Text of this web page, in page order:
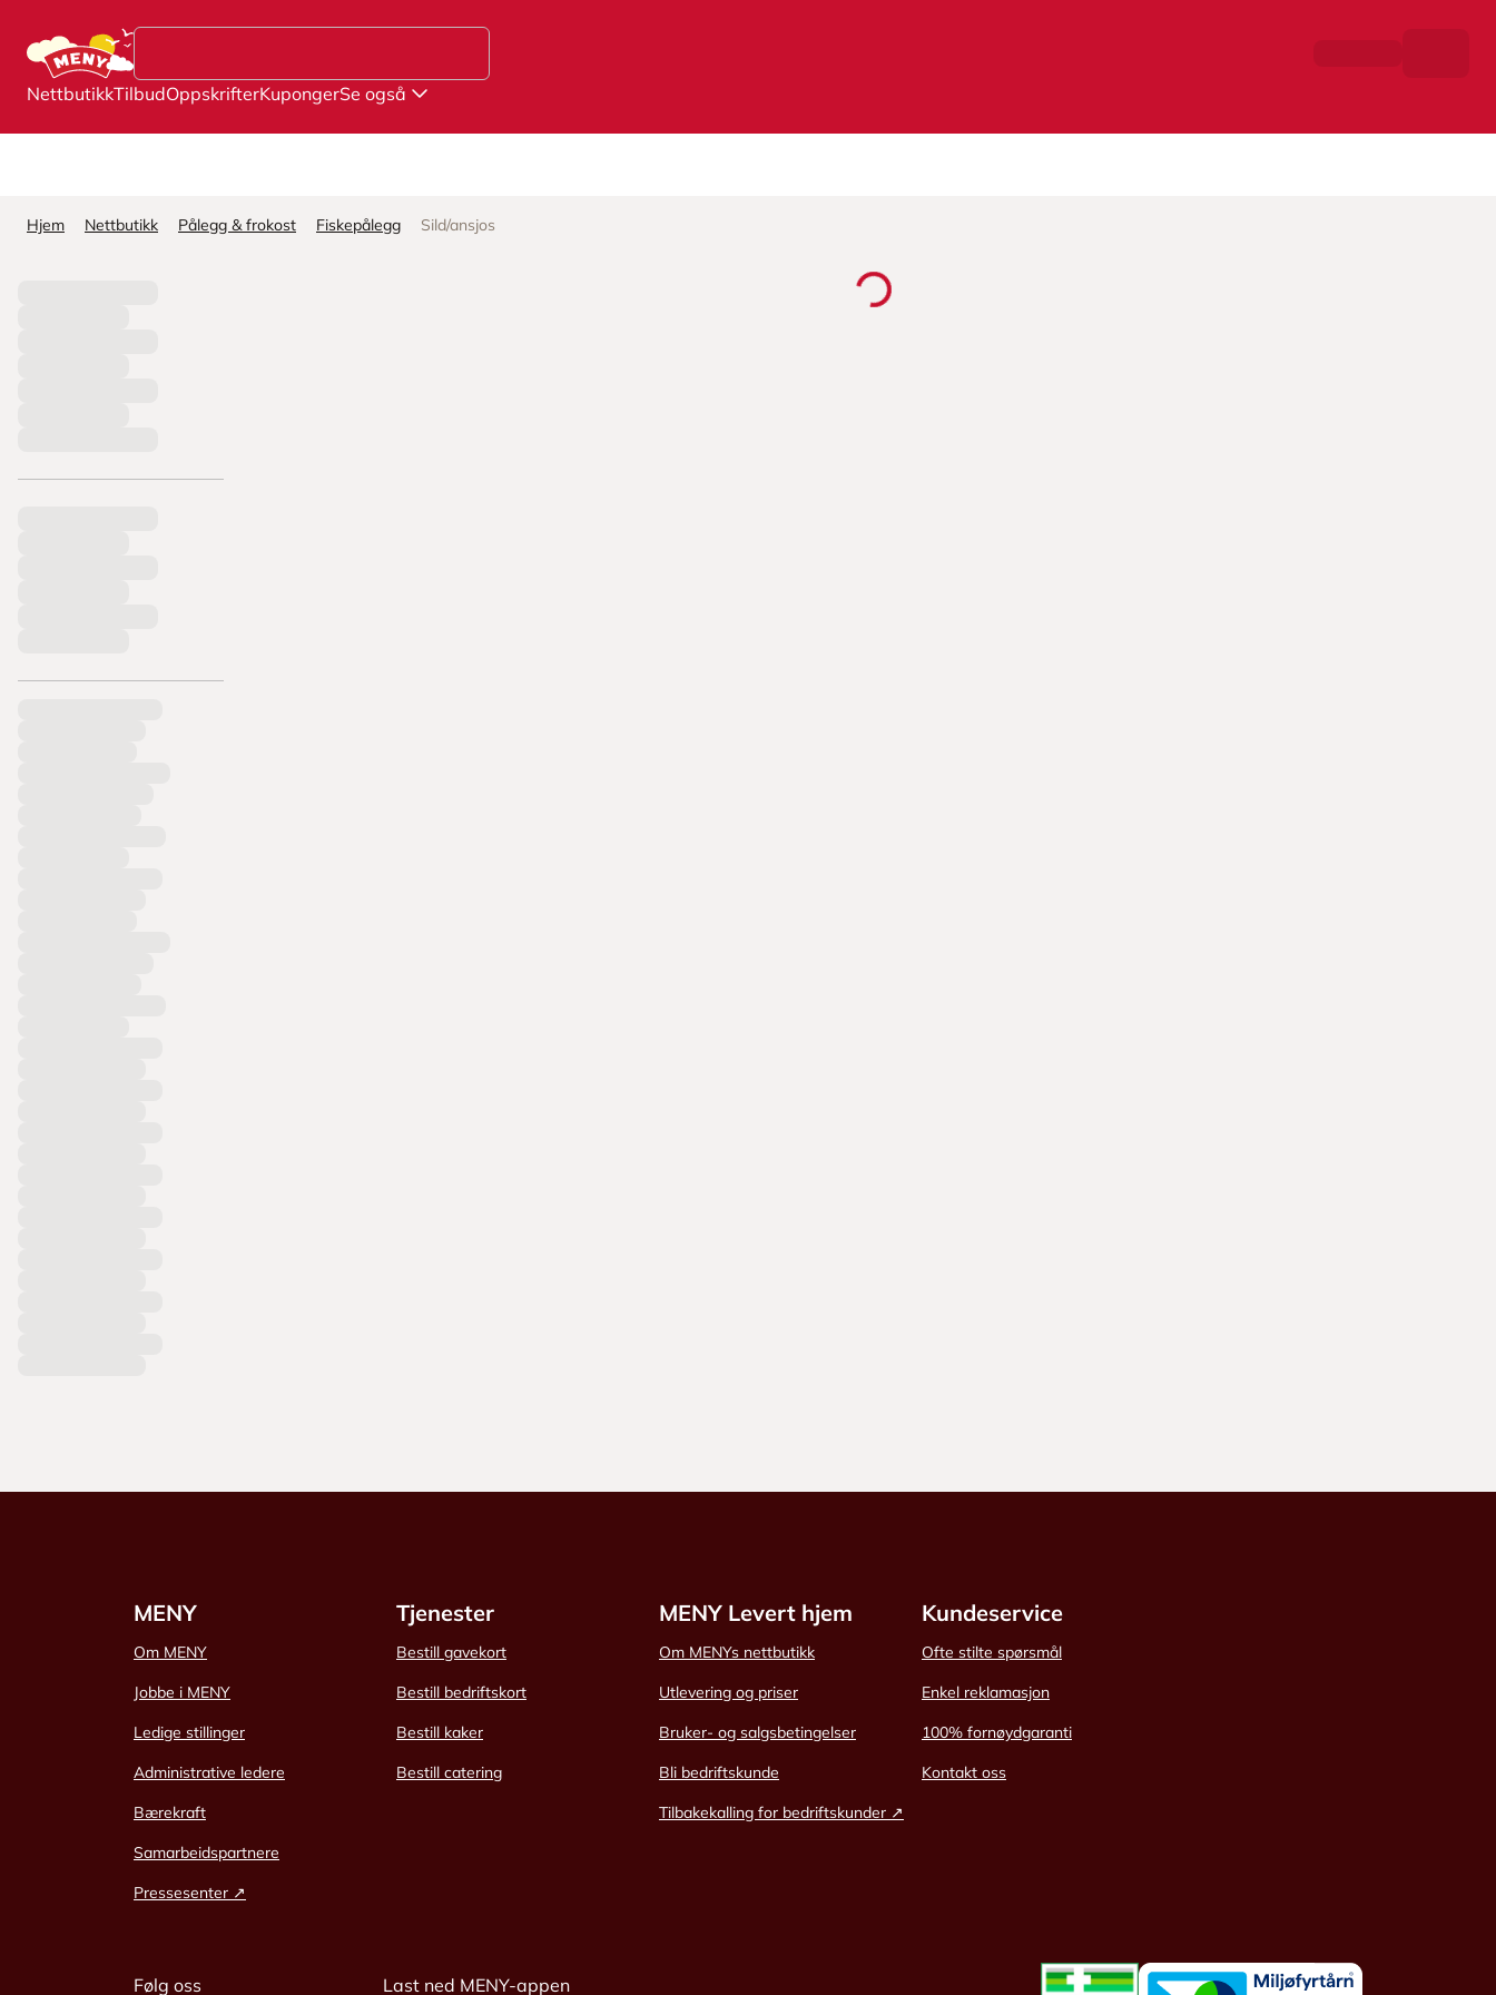
NettbutikkTilbudOppskrifterKupongerSe også
Hjem Nettbutikk Pålegg & frokost Fiskepålegg Sild/ansjos
MENY
Om MENY
Jobbe i MENY
Ledige stillinger
Administrative ledere
Bærekraft
Samarbeidspartnere
Pressesenter ↗
Tjenester
Bestill gavekort
Bestill bedriftskort
Bestill kaker
Bestill catering
MENY Levert hjem
Om MENYs nettbutikk
Utlevering og priser
Bruker- og salgsbetingelser
Bli bedriftskunde
Tilbakekalling for bedriftskunder ↗
Kundeservice
Ofte stilte spørsmål
Enkel reklamasjon
100% fornøydgaranti
Kontakt oss
Følg oss Last ned MENY-appen